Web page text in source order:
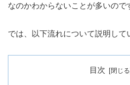
なのかわからないことが多いので
では、以下流れについて説明して
目次